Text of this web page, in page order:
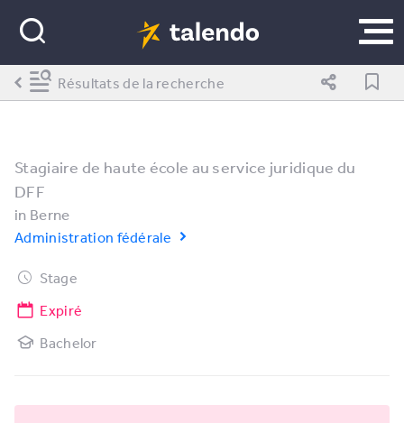
Stagiaire de haute école au service juridique du
DFF
in Berne
Administration fédérale
Stage
Expiré
Bachelor
Résultats de la recherche